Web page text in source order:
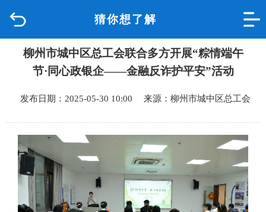
猜你想了解
品质城中
政府信息公开
网上办事
互动回应
柳州市城中区总工会联合多方开展“粽情端午
节·同心政银企——金融反诈护平安”活动
发布日期：2025-05-30 10:00 来源：柳州市城中区总工会